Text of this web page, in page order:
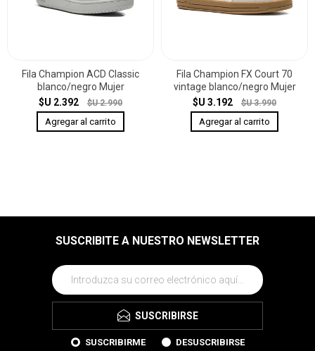
Fila Champion ACD Classic
blanco/negro Mujer
$U 2.392
$U 2.990
Fila Champion FX Court 70
vintage blanco/negro Mujer
$U 3.192
$U 3.990
SUSCRIBITE A NUESTRO NEWSLETTER
SUSCRIBIRSE
SUSCRIBIRME DESUSCRIBIRSE